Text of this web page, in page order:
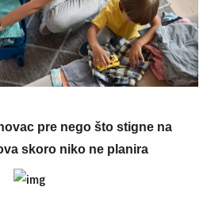
pre nego što stigne na
skoro niko ne planira